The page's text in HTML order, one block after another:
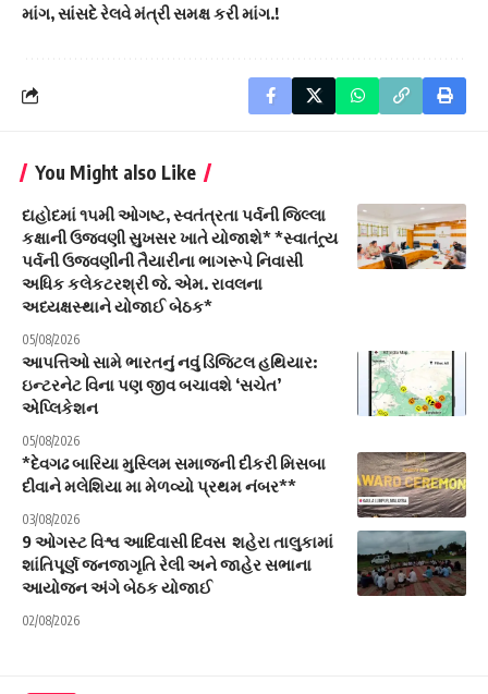
માંગ, સાંસદે રેલવે મંત્રી સમક્ષ કરી માંગ.!
You Might also Like
દાહોદમાં ૧૫મી ઓગષ્ટ, સ્વતંત્રતા પર્વની જિલ્લા
કક્ષાની ઉજવણી સુખસર ખાતે યોજાશે* *સ્વાતંત્ર્ય
પર્વની ઉજવણીની તૈયારીના ભાગરૂપે નિવાસી
અધિક કલેકટરશ્રી જે. એમ. રાવલના
અધ્યક્ષસ્થાને યોજાઈ બેઠક*
05/08/2026
આપત્તિઓ સામે ભારતનું નવું ડિજિટલ હથિયાર:
ઇન્ટરનેટ વિના પણ જીવ બચાવશે ‘સચેત’
એપ્લિકેશન
05/08/2026
*દેવગઢ બારિયા મુસ્લિમ સમાજની દીકરી મિસબા
દીવાને મલેશિયા મા મેળવ્યો પ્રથમ નંબર**
03/08/2026
9 ઓગસ્ટ વિશ્વ આદિવાસી દિવસ શહેરા તાલુકામાં
શાંતિપૂર્ણ જનજાગૃતિ રેલી અને જાહેર સભાના
આયોજન અંગે બેઠક યોજાઈ
02/08/2026